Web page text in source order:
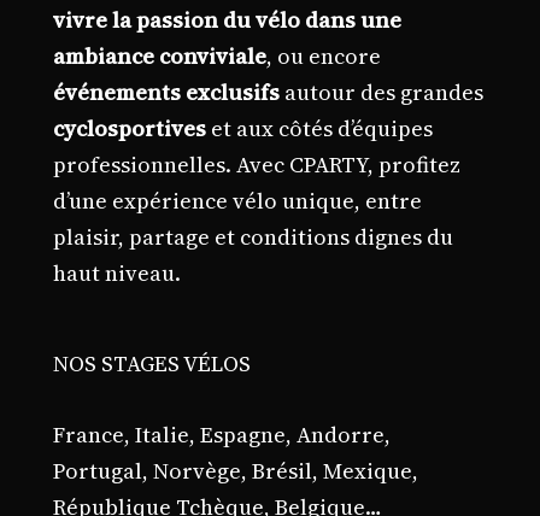
vivre la passion du vélo dans une
ambiance conviviale, ou encore
événements exclusifs autour des grandes
cyclosportives et aux côtés d’équipes
professionnelles. Avec CPARTY, profitez
d’une expérience vélo unique, entre
plaisir, partage et conditions dignes du
haut niveau.
NOS STAGES VÉLOS
France, Italie, Espagne, Andorre,
Portugal, Norvège, Brésil, Mexique,
République Tchèque, Belgique…